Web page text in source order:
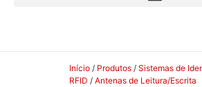
Início / Produtos / Sistemas de
RFID / Antenas de Leitura/Escrita